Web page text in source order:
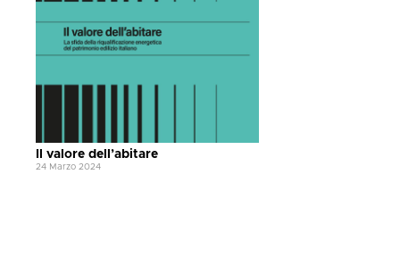
Il valore dell’abitare
24 Marzo 2024